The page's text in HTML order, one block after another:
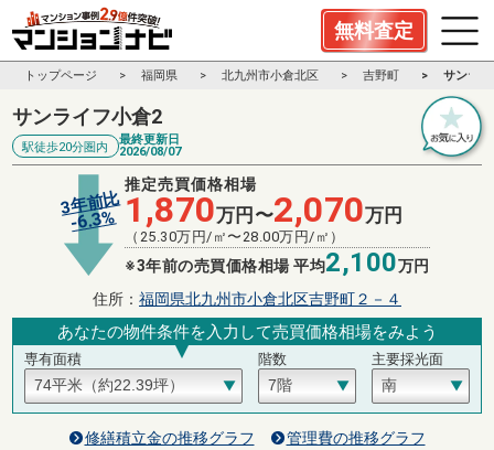
無料査定
トップページ 福岡県 北九州市小倉北区 吉野町 サンラ
サンライフ小倉2
駅徒歩20分圏内
最終更新日
2026/08/07
3年前比
-6.3%
推定売買価格相場
1,870万円〜2,070万円
（ 25.30万円/㎡〜28.00万円/㎡）
※3年前の売買価格相場 平均2,100万円
住所： 福岡県北九州市小倉北区吉野町２－４
あなたの物件条件を入力して売買価格相場をみよう
専有面積 階数 主要採光面
修繕積立金の推移グラフ 管理費の推移グラフ